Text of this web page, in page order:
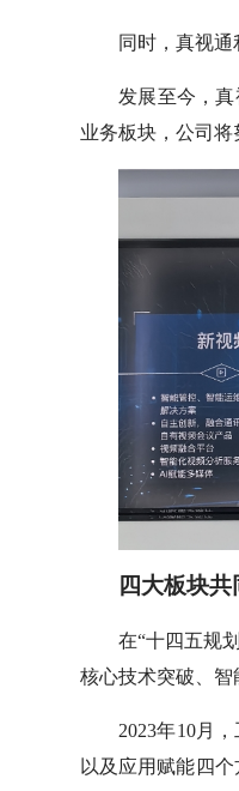
同时，真视
发展至今，
业务板块，公司将
四大板块
在“十四五规
核心技术突破、智
2023年10月
以及应用赋能四